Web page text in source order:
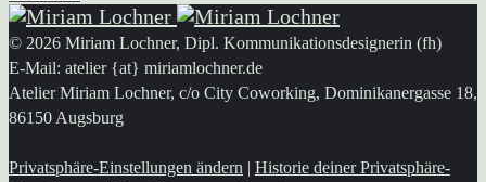
© 2026 Miriam Lochner, Dipl. Kommunikationsdesignerin (fh)
E-Mail: atelier {at} miriamlochner.de
Atelier Miriam Lochner, c/o City Coworking, Dominikanergasse 18,
86150 Augsburg
Privatsphäre-Einstellungen ändern | Historie deiner Privatsphäre-